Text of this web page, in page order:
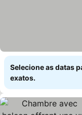
Selecione as datas
exatos.